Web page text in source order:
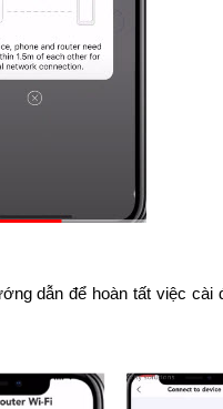
dẫn để hoàn tất việc cài